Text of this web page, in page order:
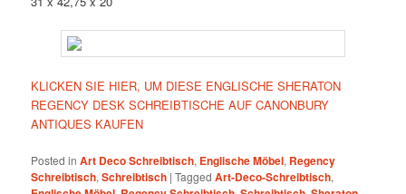
KLICKEN SIE HIER, UM DIESE ENGLISCHE SHERATON
REGENCY DESK SCHREIBTISCHE AUF CANONBURY
ANTIQUES KAUFEN
Posted in Art Deco Schreibtisch, Englische Möbel, Regency
Schreibtisch,Schreibtisch |Tagged Art-Deco-Schreibtisch,